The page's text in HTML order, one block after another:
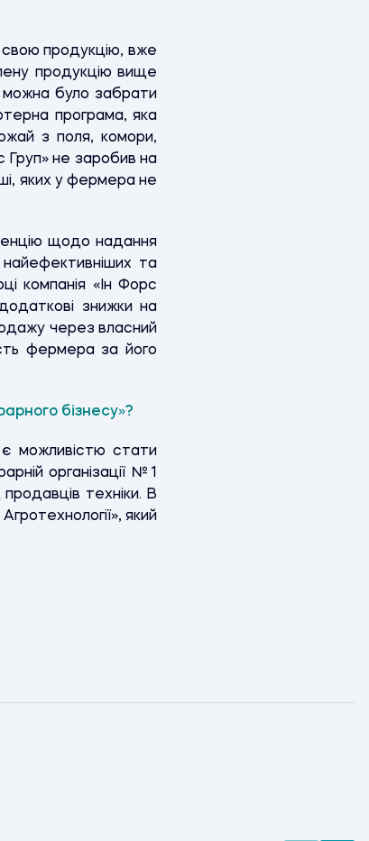
продукцію, вже
продукцію вище
можна було забрати
програма, яка
з поля, комори,
Груп» не заробив на
яких у фермера не
щодо надання
та
компанія «Ін Форс
знижки на
через власний
фермера за його
бізнесу»?
є можливістю стати
організації №1
техніки. В
який